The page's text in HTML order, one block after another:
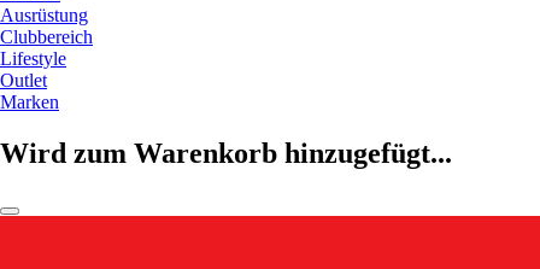
Ausrüstung
Clubbereich
Lifestyle
Outlet
Marken
Wird zum Warenkorb hinzugefügt...